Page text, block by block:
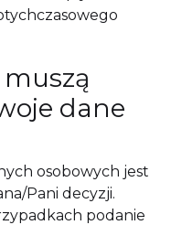
dane
osobowych jest
Pani decyzji.
podanie